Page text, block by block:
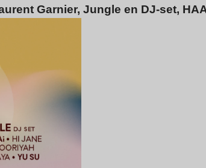
Garnier, Jungle en DJ-set,